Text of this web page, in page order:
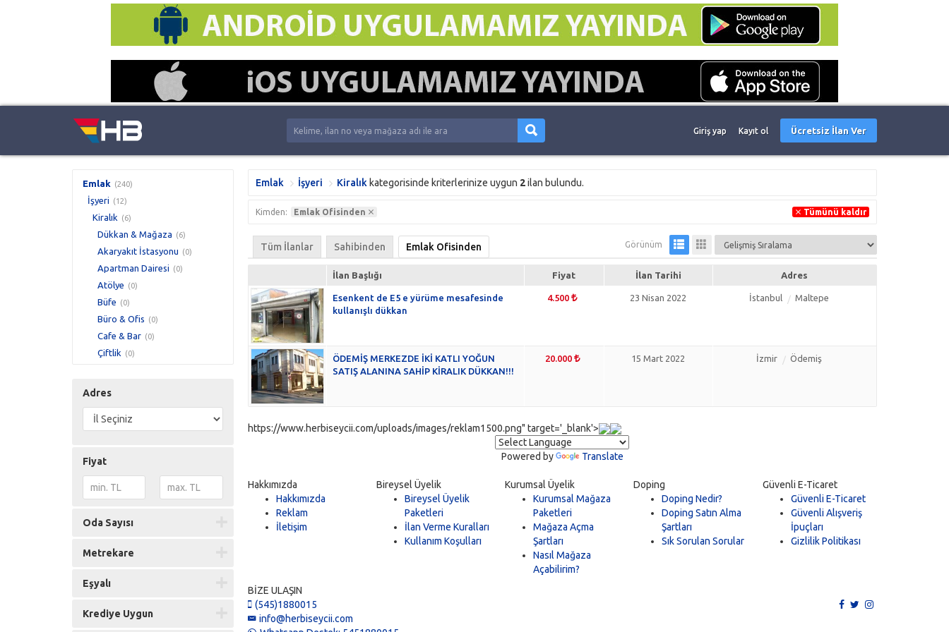
Giriş yap Kayıt ol Ücretsiz İlan Ver
Emlak (240)
İşyeri (12)
Kiralık (6)
Dükkan & Mağaza (6)
Akaryakıt İstasyonu (0)
Apartman Dairesi (0)
Atölye (0)
Büfe (0)
Büro & Ofis (0)
Cafe & Bar (0)
Çiftlik (0)
Eczane & Medikal
İmalathane
Kır & Kahvaltı Bahçesi
Komple Bina
Maden Ocağı
Market
Adres
Fiyat
Oda Sayısı
Metrekare
Eşyalı
Krediye Uygun
Emlak İşyeri Kiralık kategorisinde kriterlerinize uygun 2ilan bulundu.
Kimden: Emlak Ofisinden Tümünü kaldır
Tüm İlanlar Sahibinden Emlak Ofisinden Görünüm
İlan Başlığı Fiyat İlan Tarihi Adres
Esenkent de E5 e yürüme mesafesinde
kullanışlı dükkan
4.500 23 Nisan 2022 İstanbul Maltepe
ÖDEMİŞ MERKEZDE İKİ KATLI YOĞUN
SATIŞ ALANINA SAHİP KİRALIK DÜKKAN!!!
20.000 15 Mart 2022 İzmir Ödemiş
https://www.herbiseycii.com/uploads/images/reklam1500.png" target='_blank'>
Powered by Translate
Hakkımızda
Hakkımızda
Reklam
İletişim
Bireysel Üyelik
Bireysel Üyelik
Paketleri
İlan Verme Kuralları
Kullanım Koşulları
Kurumsal Üyelik
Kurumsal Mağaza
Paketleri
Mağaza Açma
Şartları
Nasıl Mağaza
Açabilirim?
Doping
Doping Nedir?
Doping Satın Alma
Şartları
Sık Sorulan Sorular
Güvenli E-Ticaret
Güvenli E-Ticaret
Güvenli Alışveriş
İpuçları
Gizlilik Politikası
BİZE ULAŞIN
(545)1880015
info@herbiseycii.com